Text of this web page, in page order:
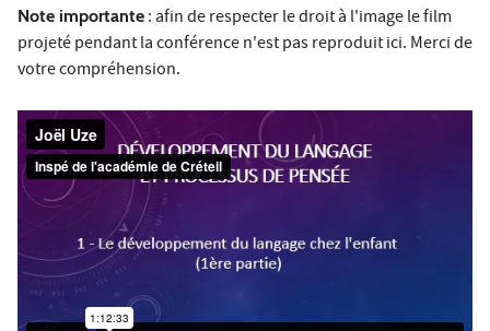
Note importante : afin de respecter le droit à l'image le film
projeté pendant la conférence n'est pas reproduit ici. Merci de
votre compréhension.